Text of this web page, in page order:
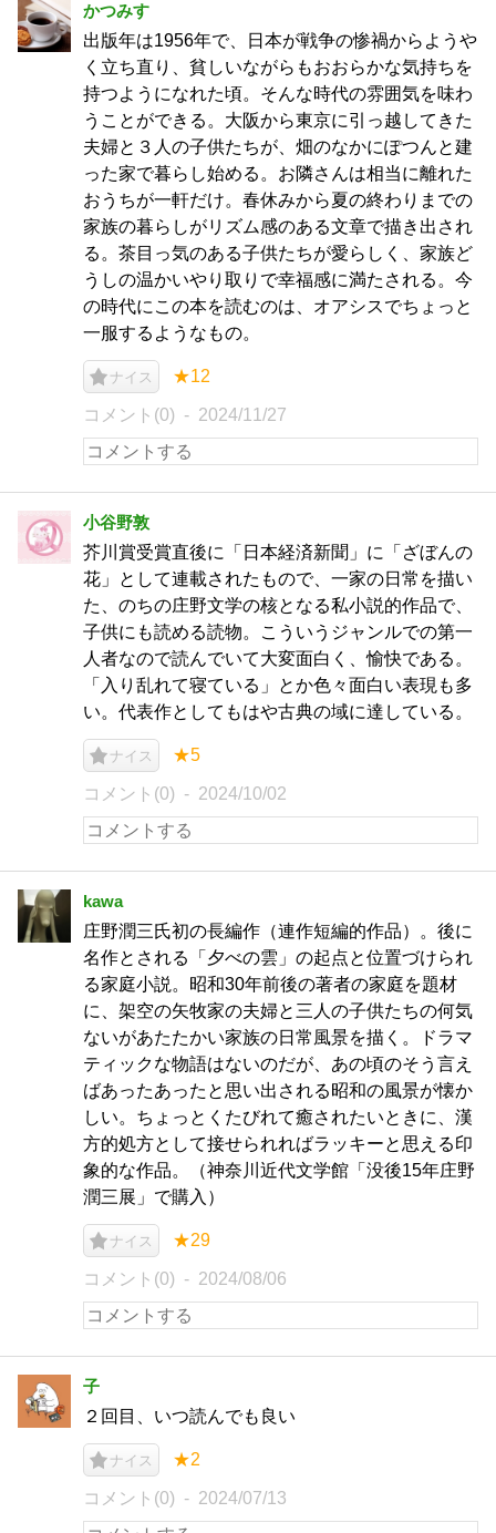
かつみす
出版年は1956年で、日本が戦争の惨禍からようや
く立ち直り、貧しいながらもおおらかな気持ちを
持つようになれた頃。そんな時代の雰囲気を味わ
うことができる。大阪から東京に引っ越してきた
夫婦と３人の子供たちが、畑のなかにぽつんと建
った家で暮らし始める。お隣さんは相当に離れた
おうちが一軒だけ。春休みから夏の終わりまでの
家族の暮らしがリズム感のある文章で描き出され
る。茶目っ気のある子供たちが愛らしく、家族ど
うしの温かいやり取りで幸福感に満たされる。今
の時代にこの本を読むのは、オアシスでちょっと
一服するようなもの。
ナイス ★12
コメント(0) 2024/11/27
小谷野敦
芥川賞受賞直後に「日本経済新聞」に「ざぼんの
花」として連載されたもので、一家の日常を描い
た、のちの庄野文学の核となる私小説的作品で、
子供にも読める読物。こういうジャンルでの第一
人者なので読んでいて大変面白く、愉快である。
「入り乱れて寝ている」とか色々面白い表現も多
い。代表作としてもはや古典の域に達している。
ナイス ★5
コメント(0) 2024/10/02
kawa
庄野潤三氏初の長編作（連作短編的作品）。後に
名作とされる「夕べの雲」の起点と位置づけられ
る家庭小説。昭和30年前後の著者の家庭を題材
に、架空の矢牧家の夫婦と三人の子供たちの何気
ないがあたたかい家族の日常風景を描く。ドラマ
ティックな物語はないのだが、あの頃のそう言え
ばあったあったと思い出される昭和の風景が懐か
しい。ちょっとくたびれて癒されたいときに、漢
方的処方として接せられればラッキーと思える印
象的な作品。（神奈川近代文学館「没後15年庄野
潤三展」で購入）
ナイス ★29
コメント(0) 2024/08/06
子
２回目、いつ読んでも良い
ナイス ★2
コメント(0) 2024/07/13